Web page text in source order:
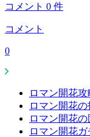
コメント 0 件
コメント
0
ロマン開花攻
ロマン開花
ロマン開花
ロマン開花ガ